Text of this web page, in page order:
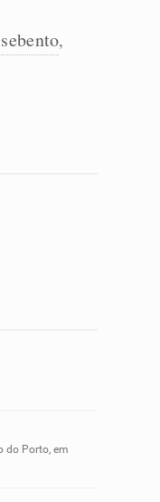
sebento,
do Porto, em